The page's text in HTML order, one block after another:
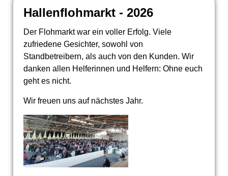
Hallenflohmarkt - 2026
Der Flohmarkt war ein voller Erfolg. Viele
zufriedene Gesichter, sowohl von
Standbetreibern, als auch von den Kunden. Wir
danken allen Helferinnen und Helfern: Ohne euch
geht es nicht.
Wir freuen uns auf nächstes Jahr.